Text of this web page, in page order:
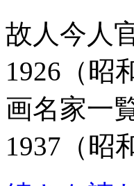
故人今人
1926（昭
画名家一
1937（昭